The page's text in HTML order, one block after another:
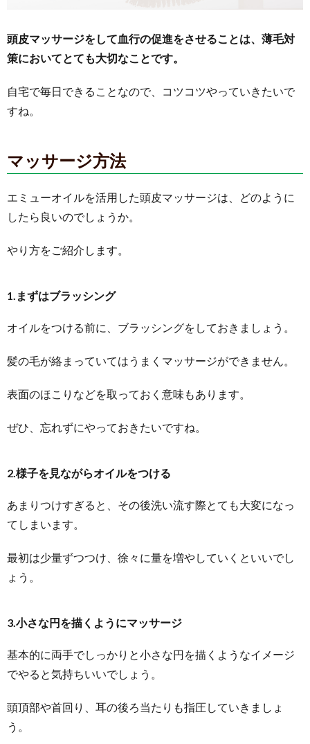
頭皮マッサージをして血行の促進をさせることは、薄毛対
策においてとても大切なことです。
自宅で毎日できることなので、コツコツやっていきたいで
すね。
マッサージ方法
エミューオイルを活用した頭皮マッサージは、どのように
したら良いのでしょうか。
やり方をご紹介します。
1.まずはブラッシング
オイルをつける前に、ブラッシングをしておきましょう。
髪の毛が絡まっていてはうまくマッサージができません。
表面のほこりなどを取っておく意味もあります。
ぜひ、忘れずにやっておきたいですね。
2.様子を見ながらオイルをつける
あまりつけすぎると、その後洗い流す際とても大変になっ
てしまいます。
最初は少量ずつつけ、徐々に量を増やしていくといいでし
ょう。
3.小さな円を描くようにマッサージ
基本的に両手でしっかりと小さな円を描くようなイメージ
でやると気持ちいいでしょう。
頭頂部や首回り、耳の後ろ当たりも指圧していきましょ
う。